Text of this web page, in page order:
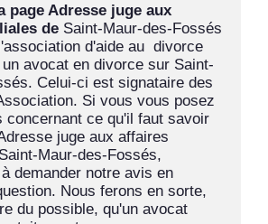
page Adresse juge aux
de Saint-Maur-des-Fossés
d'aide au  divorce
avocat en divorce sur Saint-
Celui-ci est signataire des
Si vous vous posez
concernant ce qu'il faut savoir
juge aux affaires
Maur-des-Fossés,
demander notre avis en
Nous ferons en sorte,
du possible, qu'un avocat